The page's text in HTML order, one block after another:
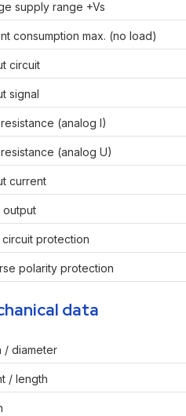
supply range +Vs
consumption max. (no load)
circuit
signal
(analog I)
(analog U)
current
output
circuit protection
polarity protection
data
/ diameter
/ length